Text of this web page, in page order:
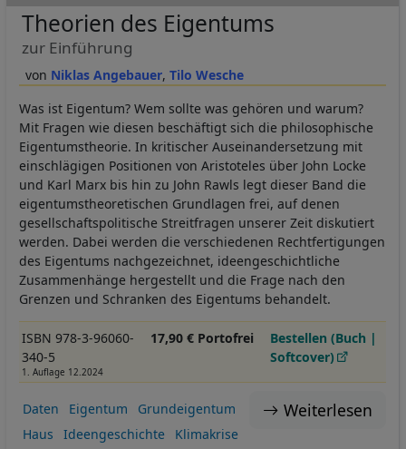
Niklas Angebauer Tilo Wesche
Theorien des Eigentums
zur Einführung
Was ist Eigentum? Wem sollte was gehören und warum?
Mit Fragen wie diesen beschäftigt sich die philosophische
Eigentumstheorie. In kritischer Auseinandersetzung mit
einschlägigen Positionen von Aristoteles über John Locke
und Karl Marx bis hin zu John Rawls legt dieser Band die
eigentumstheoretischen Grundlagen frei, auf denen
gesellschaftspolitische Streitfragen unserer Zeit diskutiert
werden. Dabei werden die verschiedenen Rechtfertigungen
des Eigentums nachgezeichnet, ideengeschichtliche
Zusammenhänge hergestellt und die Frage nach den
Grenzen und Schranken des Eigentums behandelt.
ISBN 978-3-96060-
340-5
1. Auflage 12.2024
17,90 € Portofrei
Bestellen (Buch |
Softcover)
Weiterlesen
Daten Eigentum
Grundeigentum
Haus
Ideengeschichte
Klimakrise